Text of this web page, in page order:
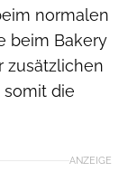
normalen
beim Bakery
zusätzlichen
die
ANZEIGE